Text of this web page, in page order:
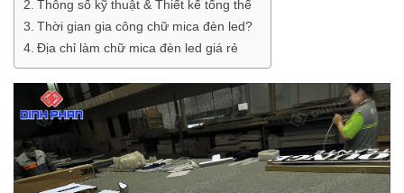
Thông số kỹ thuật & Thiết kế tổng thể
Thời gian gia công chữ mica đèn led?
Địa chỉ làm chữ mica đèn led giá rẻ